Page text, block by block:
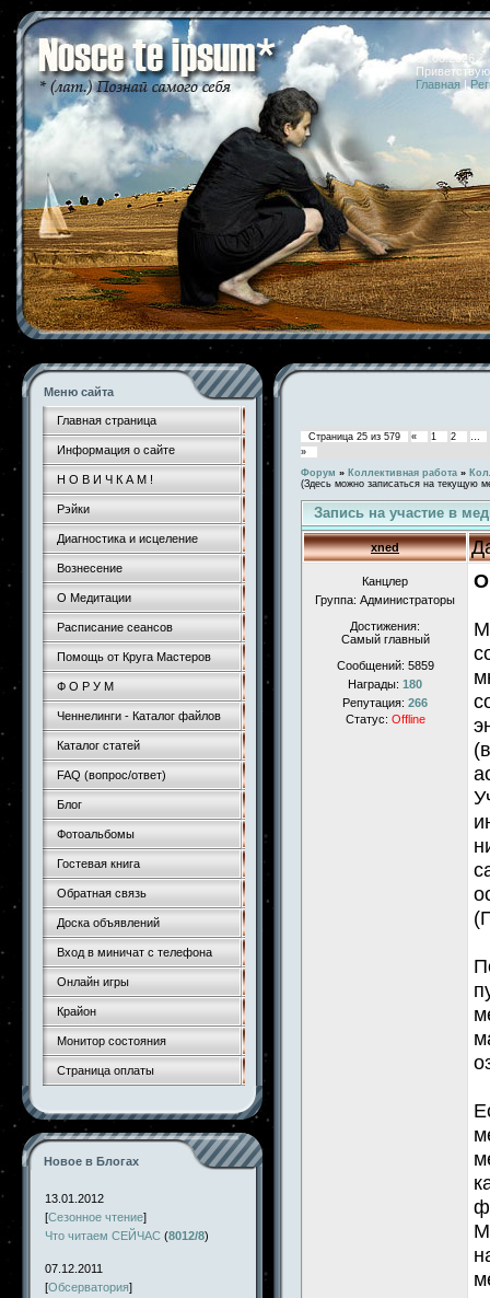
07.08.2026
Главная |
Меню сайта
Главная страница
Информация о сайте
Н О В И Ч К А М !
Рэйки
Диагностика и исцеление
Вознесение
О Медитации
Расписание сеансов
Помощь от Круга Мастеров
Ф О Р У М
Ченнелинги - Каталог файлов
Каталог статей
FAQ (вопрос/ответ)
Блог
Фотоальбомы
Гостевая книга
Обратная связь
Доска объявлений
Вход в миничат с телефона
Онлайн игры
Крайон
Монитор состояния
Страница оплаты
Новое в Блогах
13.01.2012
[Сезонное чтение]
Что читаем СЕЙЧАС (8012/8)
07.12.2011
[Обсерватория]
Страница 25 из 579 « 1 2
…
»
Форум » Коллективная работа »
(Здесь можно записаться на текущую
Запись на участие в
xned
Канцлер
Группа: Администраторы
Достижения:
Самый главный
Сообщений: 5859
Награды: 180
Репутация: 266
Статус: Offline
О